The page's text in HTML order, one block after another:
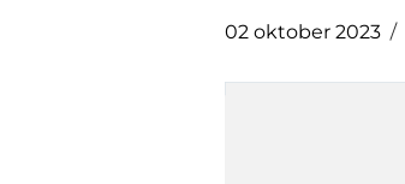
02 oktober 2023